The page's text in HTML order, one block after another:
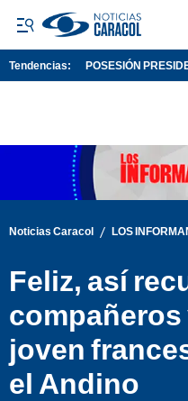
Tendencias: POSESIÓN
Noticias Caracol / LOS
Feliz, así
compañeros
joven
el Andino